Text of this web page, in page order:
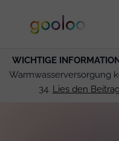
WICHTIGE
Warmwasserversorgung
34. Lies den